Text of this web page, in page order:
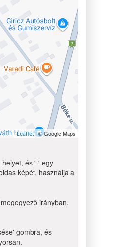
Leaflet| © Google Maps
és '-' egy
képét, használja a
irányban,
gombra, és